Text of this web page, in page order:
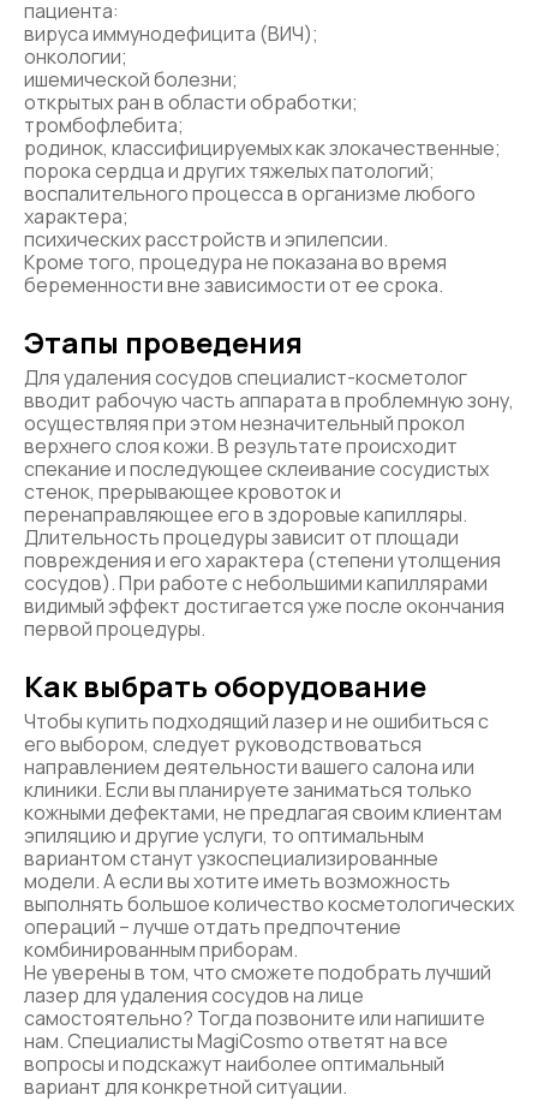
пациента:
вируса иммунодефицита (ВИЧ);
онкологии;
ишемической болезни;
открытых ран в области обработки;
тромбофлебита;
родинок, классифицируемых как злокачественные;
порока сердца и других тяжелых патологий;
воспалительного процесса в организме любого
характера;
психических расстройств и эпилепсии.
Кроме того, процедура не показана во время
беременности вне зависимости от ее срока.
Этапы проведения
Для удаления сосудов специалист-косметолог
вводит рабочую часть аппарата в проблемную зону,
осуществляя при этом незначительный прокол
верхнего слоя кожи. В результате происходит
спекание и последующее склеивание сосудистых
стенок, прерывающее кровоток и
перенаправляющее его в здоровые капилляры.
Длительность процедуры зависит от площади
повреждения и его характера (степени утолщения
сосудов). При работе с небольшими капиллярами
видимый эффект достигается уже после окончания
первой процедуры.
Как выбрать оборудование
Чтобы купить подходящий лазер и не ошибиться с
его выбором, следует руководствоваться
направлением деятельности вашего салона или
клиники. Если вы планируете заниматься только
кожными дефектами, не предлагая своим клиентам
эпиляцию и другие услуги, то оптимальным
вариантом станут узкоспециализированные
модели. А если вы хотите иметь возможность
выполнять большое количество косметологических
операций – лучше отдать предпочтение
комбинированным приборам.
Не уверены в том, что сможете подобрать лучший
лазер для удаления сосудов на лице
самостоятельно? Тогда позвоните или напишите
нам. Специалисты MagiCosmo ответят на все
вопросы и подскажут наиболее оптимальный
вариант для конкретной ситуации.